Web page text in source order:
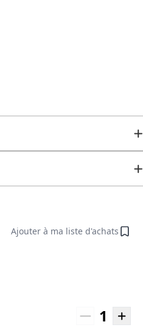
Ajouter à ma liste d'achats
1